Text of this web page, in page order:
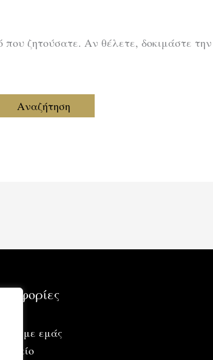
που ζητούσατε. Αν θέλετε, δοκιμάστε την
με εμάς